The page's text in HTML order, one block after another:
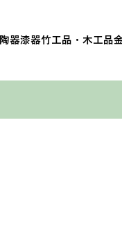
陶器漆器竹工品・木工品